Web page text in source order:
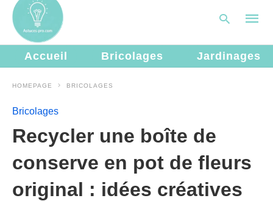
Accueil Bricolages Jardinages
HOMEPAGE BRICOLAGES
Bricolages
Recycler une boîte de
conserve en pot de fleurs
original : idées créatives